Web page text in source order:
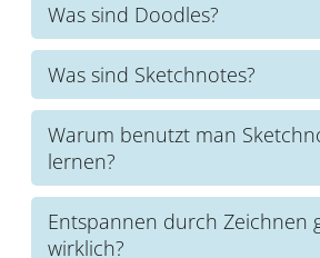
Was sind Doodles?
Kleine einfache Zeichnungen die
nebenbei, unbewusst zeichnest.
Was sind Sketchnotes?
Kleine einfache Zeichnungen die
einfachen Symbol oder Figur
wenigen Worten dazu.
Warum benutzt man
lernen?
Unser Gehirn liebt die Kombi aus
kann Informationen durch die
besser abspeichern und später
Entspannen durch Zeichnen
wirklich?